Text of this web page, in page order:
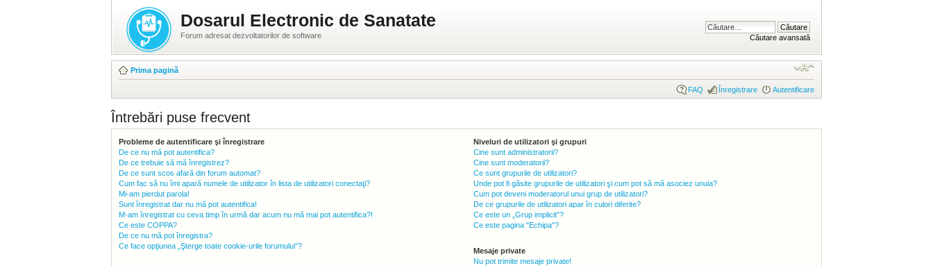
Dosarul Electronic de Sanatate
Forum adresat dezvoltatorilor de software Căutare avansată
Prima pagină
FAQ Înregistrare Autentificare
Întrebări puse frecvent
Probleme de autentificare şi înregistrare
De ce nu mă pot autentifica?
De ce trebuie să mă înregistrez?
De ce sunt scos afară din forum automat?
Cum fac să nu îmi apară numele de utilizator în lista de utilizatori conectaţi?
Mi-am pierdut parola!
Sunt înregistrat dar nu mă pot autentifica!
M-am înregistrat cu ceva timp în urmă dar acum nu mă mai pot autentifica?!
Ce este COPPA?
De ce nu mă pot înregistra?
Ce face opţiunea „Şterge toate cookie-urile forumului”?
Niveluri de utilizatori şi grupuri
Cine sunt administratorii?
Cine sunt moderatorii?
Ce sunt grupurile de utilizatori?
Unde pot fi găsite grupurile de utilizatori şi cum pot să mă asociez unuia?
Cum pot deveni moderatorul unui grup de utilizatori?
De ce grupurile de utilizatori apar în culori diferite?
Ce este un „Grup implicit”?
Ce este pagina "Echipa"?
Mesaje private
Nu pot trimite mesaje private!